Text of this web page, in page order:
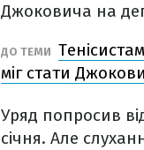
Джоковича на
ДО ТЕМИ
міг стати
Уряд попросив
січня. Але